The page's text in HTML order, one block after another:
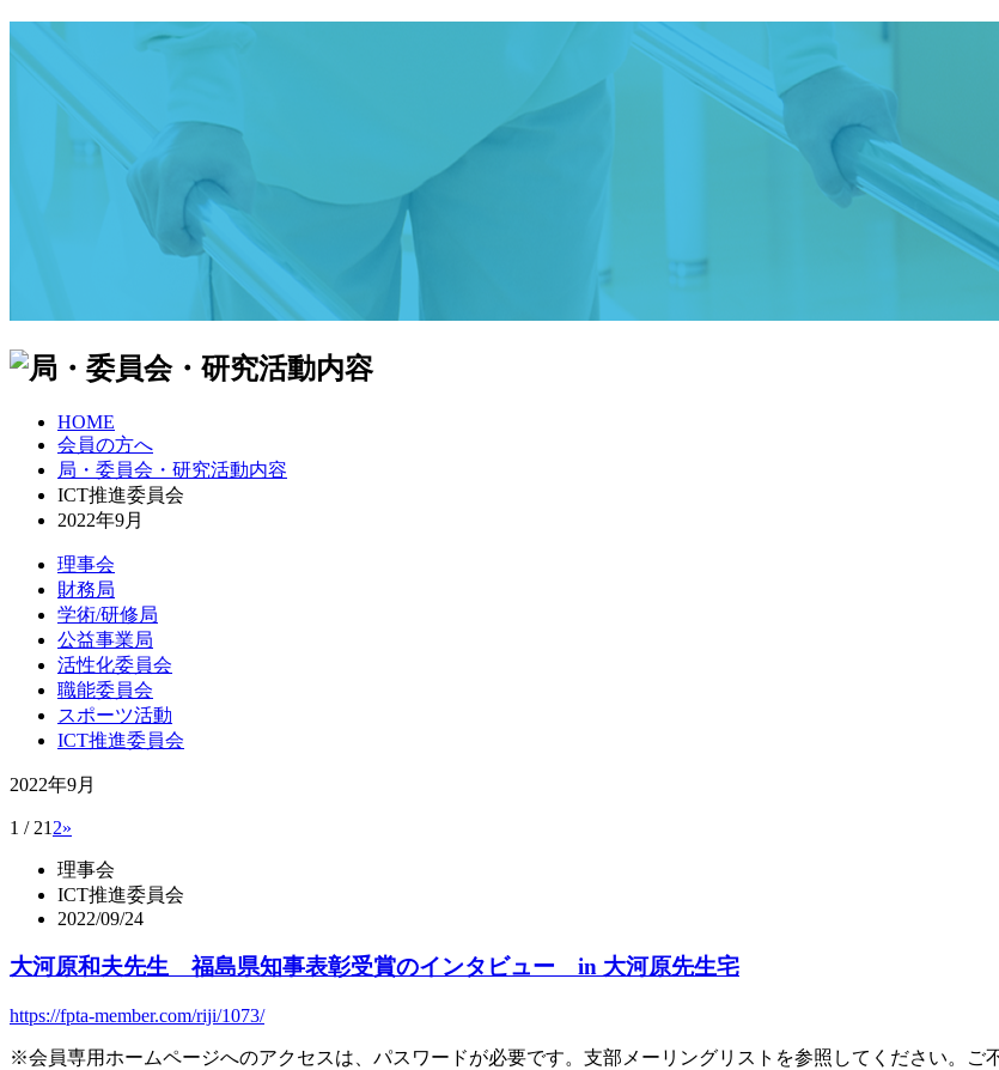
HOME
会員の方へ
局・委員会・研究活動内容
ICT推進委員会
2022年9月
理事会
財務局
学術/研修局
公益事業局
活性化委員会
職能委員会
スポーツ活動
ICT推進委員会
2022年9月
1 / 21 2»
理事会
ICT推進委員会
2022/09/24
大河原和夫先生 福島県知事表彰受賞のインタビュー in 大河原先生宅
https://fpta-member.com/riji/1073/
※会員専用ホームページへのアクセスは、パスワードが必要です。支部メーリングリストを参照してください。ご